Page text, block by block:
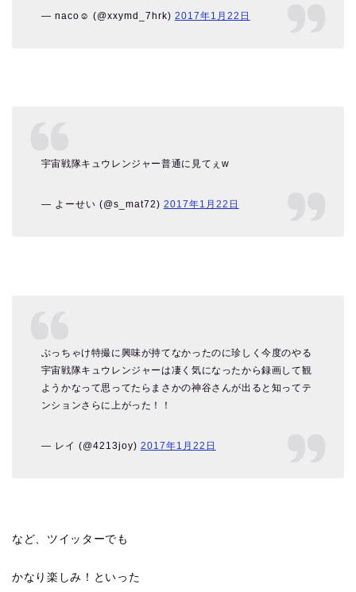
— naco☺︎ (@xxymd_7hrk) 2017年1月22日
宇宙戦隊キュウレンジャー普通に見てぇw
— よーせい (@s_mat72) 2017年1月22日
ぶっちゃけ特撮に興味が持てなかったのに珍しく今度のやる
宇宙戦隊キュウレンジャーは凄く気になったから録画して観
ようかなって思ってたらまさかの神谷さんが出ると知ってテ
ンションさらに上がった！！
— レイ (@4213joy) 2017年1月22日
など、ツイッターでも
かなり楽しみ！といった